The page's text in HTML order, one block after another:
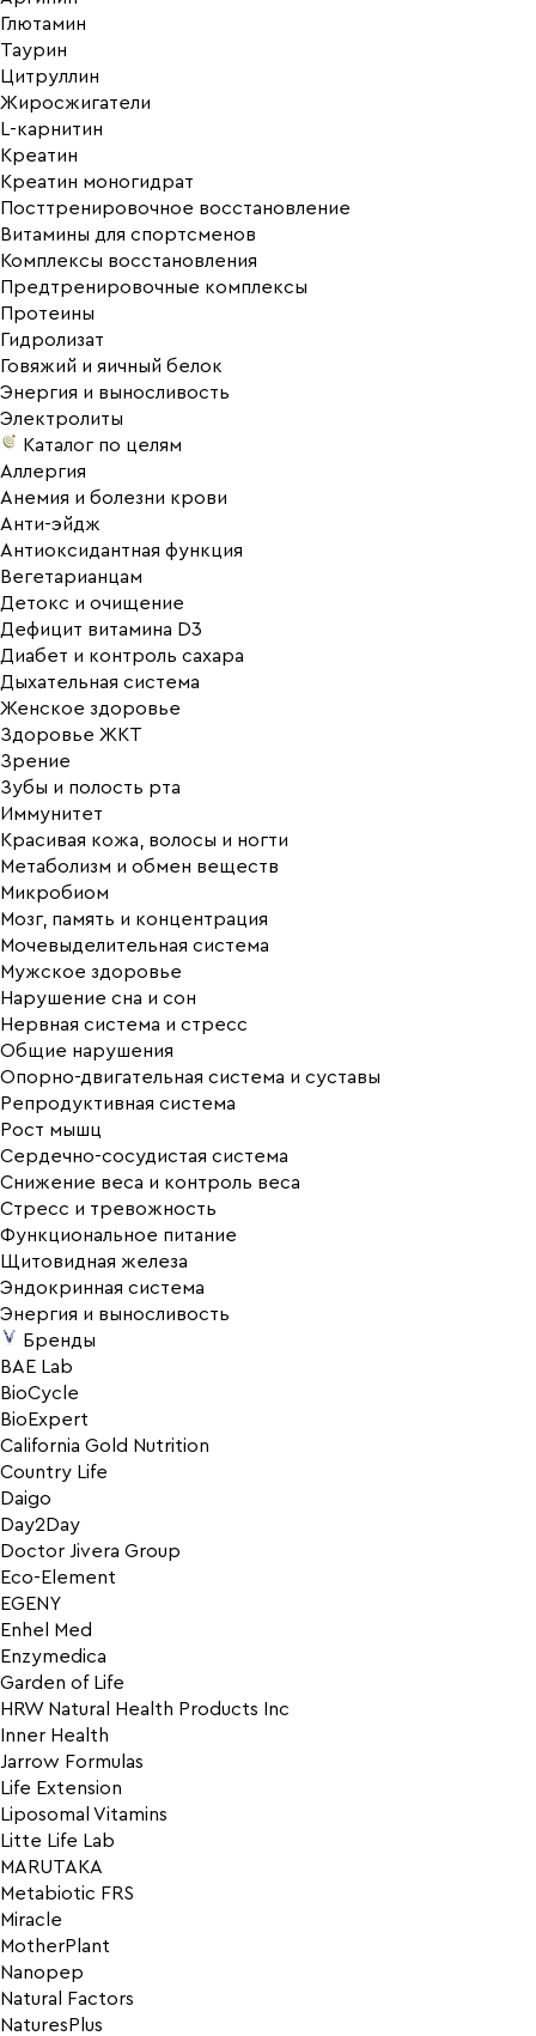
Глютамин
Таурин
Цитруллин
Жиросжигатели
L-карнитин
Креатин
Креатин моногидрат
Посттренировочное восстановление
Витамины для спортсменов
Комплексы восстановления
Предтренировочные комплексы
Протеины
Гидролизат
Говяжий и яичный белок
Энергия и выносливость
Электролиты
Каталог по целям
Аллергия
Анемия и болезни крови
Анти-эйдж
Антиоксидантная функция
Вегетарианцам
Детокс и очищение
Дефицит витамина D3
Диабет и контроль сахара
Дыхательная система
Женское здоровье
Здоровье ЖКТ
Зрение
Зубы и полость рта
Иммунитет
Красивая кожа, волосы и ногти
Метаболизм и обмен веществ
Микробиом
Мозг, память и концентрация
Мочевыделительная система
Мужское здоровье
Нарушение сна и сон
Нервная система и стресс
Общие нарушения
Опорно-двигательная система и суставы
Репродуктивная система
Рост мышц
Сердечно-сосудистая система
Снижение веса и контроль веса
Стресс и тревожность
Функциональное питание
Щитовидная железа
Эндокринная система
Энергия и выносливость
Бренды
BAE Lab
BioCycle
BioExpert
California Gold Nutrition
Country Life
Daigo
Day2Day
Doctor Jivera Group
Eco-Element
EGENY
Enhel Med
Enzymedica
Garden of Life
HRW Natural Health Products Inc
Inner Health
Jarrow Formulas
Life Extension
Liposomal Vitamins
Litte Life Lab
MARUTAKA
Metabiotic FRS
Miracle
MotherPlant
Nanopep
Natural Factors
NaturesPlus